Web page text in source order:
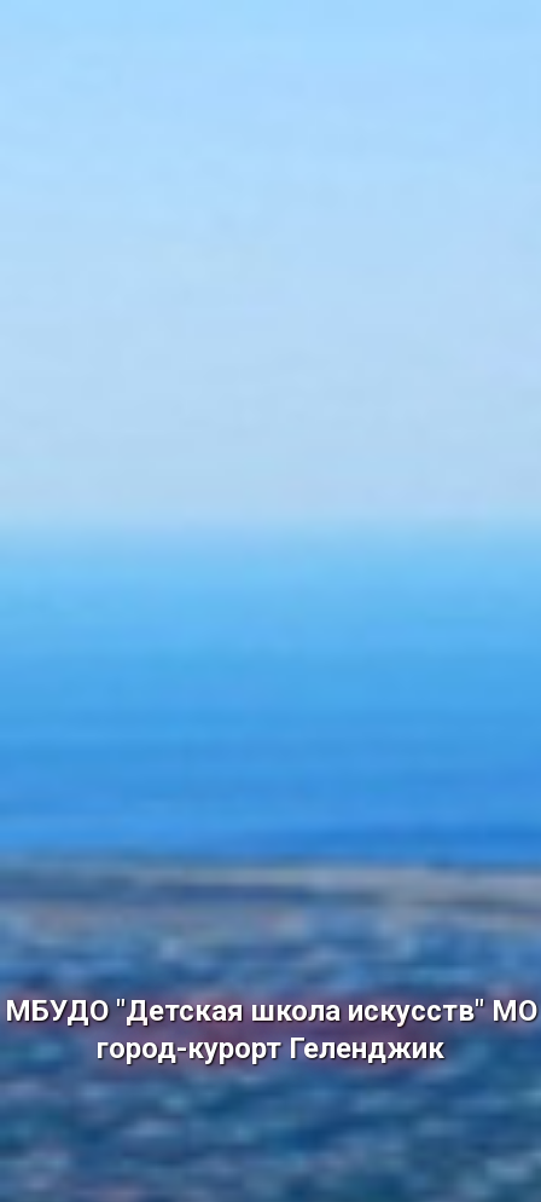
МБУДО "Детская школа искусств" МО
город-курорт Геленджик